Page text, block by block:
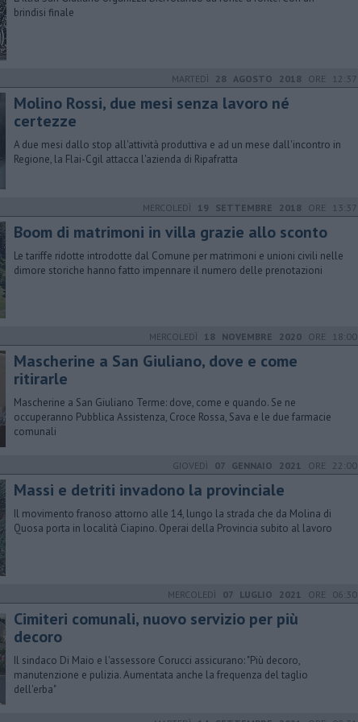
brindisi finale
MARTEDÌ 28 AGOSTO 2018 ORE 12:37
Molino Rossi, due mesi senza lavoro né
certezze
A due mesi dallo stop all'attività produttiva e ad un mese dall'incontro in
Regione, la Flai-Cgil attacca l'azienda di Ripafratta
MERCOLEDÌ 19 SETTEMBRE 2018 ORE 13:37
Boom di matrimoni in villa grazie allo sconto
Le tariffe ridotte introdotte dal Comune per matrimoni e unioni civili nelle
dimore storiche hanno fatto impennare il numero delle prenotazioni
MERCOLEDÌ 18 NOVEMBRE 2020 ORE 18:00
Mascherine a San Giuliano, dove e come
ritirarle
Mascherine a San Giuliano Terme: dove, come e quando. Se ne
occuperanno Pubblica Assistenza, Croce Rossa, Sava e le due farmacie
comunali
GIOVEDÌ 07 GENNAIO 2021 ORE 22:00
Massi e detriti invadono la provinciale
Il movimento franoso attorno alle 14, lungo la strada che da Molina di
Quosa porta in località Ciapino. Operai della Provincia subito al lavoro
MERCOLEDÌ 07 LUGLIO 2021 ORE 06:30
Cimiteri comunali, nuovo servizio per più
decoro
Il sindaco Di Maio e l'assessore Corucci assicurano: "Più decoro,
manutenzione e pulizia. Aumentata anche la frequenza del taglio
dell'erba"